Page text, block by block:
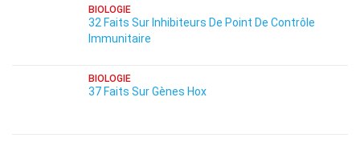
BIOLOGIE
32 Faits Sur Inhibiteurs De Point De Contrôle
Immunitaire
BIOLOGIE
37 Faits Sur Gènes Hox